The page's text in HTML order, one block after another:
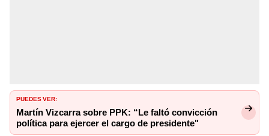
PUEDES VER:
Martín Vizcarra sobre PPK: “Le faltó convicción
política para ejercer el cargo de presidente"